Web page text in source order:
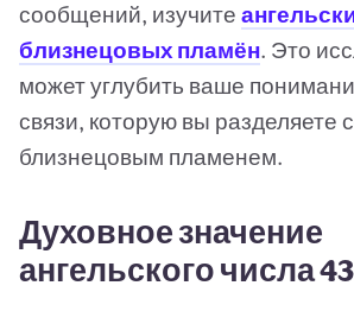
сообщений, изучите
близнецовых пламён. Это
может углубить ваше
связи, которую вы разделяете
близнецовым пламенем.
Духовное значение
ангельского числа